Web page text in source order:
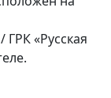
/ ГРК «Русская